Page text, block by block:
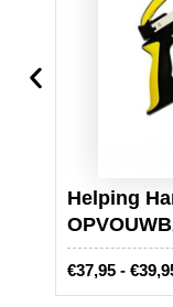
Helping
€37,95 - €